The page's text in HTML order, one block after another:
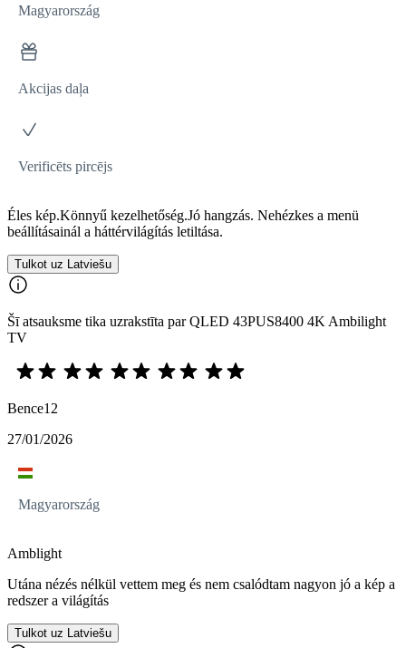
Magyarország
Akcijas daļa
Verificēts pircējs
Éles kép.Könnyű kezelhetőség.Jó hangzás. Nehézkes a menü
beállításainál a háttérvilágítás letiltása.
Tulkot uz Latviešu
Šī atsauksme tika uzrakstīta par QLED 43PUS8400 4K Ambilight
TV
Bence12
27/01/2026
Magyarország
Amblight
Utána nézés nélkül vettem meg és nem csalódtam nagyon jó a kép a
redszer a világítás
Tulkot uz Latviešu